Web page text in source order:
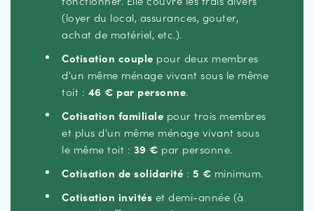
(loyer du local, assurances, gouter,
achat de matériel, etc.).
Cotisation couple pour deux membres
d'un même ménage vivant sous le même
toit : 46 € par personne.
Cotisation familiale pour trois membres
et plus d'un même ménage vivant sous
le même toit : 39 € par personne.
Cotisation de solidarité : 5 € minimum.
Cotisation invités et demi-année (à